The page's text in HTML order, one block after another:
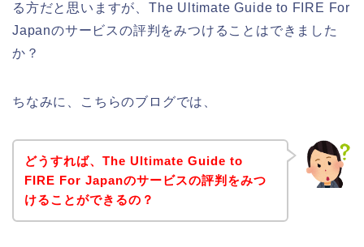
る方だと思いますが、The Ultimate Guide to FIRE For
Japanのサービスの評判をみつけることはできました
か？
ちなみに、こちらのブログでは、
どうすれば、The Ultimate Guide to
FIRE For Japanのサービスの評判をみつ
けることができるの？